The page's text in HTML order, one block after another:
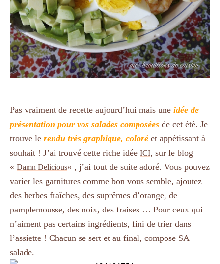
Pas vraiment de recette aujourd’hui mais une idée de
présentation pour vos salades composées de cet été. Je
trouve le rendu très graphique, coloréet appétissant à
souhait ! J’ai trouvé cette riche idée ICI, sur le blog
« Damn Delicious« , j’ai tout de suite adoré. Vous pouvez
varier les garnitures comme bon vous semble, ajoutez
des herbes fraîches, des suprêmes d’orange, de
pamplemousse, des noix, des fraises … Pour ceux qui
n’aiment pas certains ingrédients, fini de trier dans
l’assiette ! Chacun se sert et au final, compose SA
salade.